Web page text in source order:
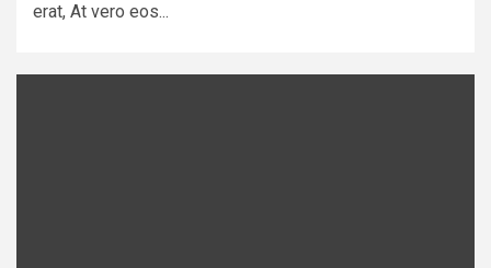
erat, At vero eos...